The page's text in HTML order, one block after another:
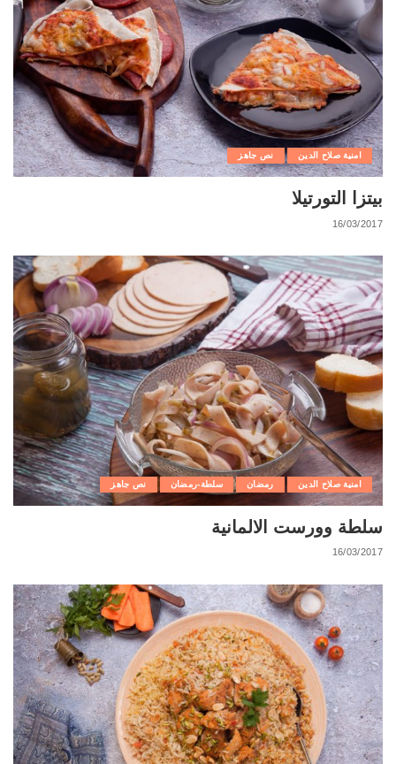
امنية صلاح الدين نص جاهز
بيتزا التورتيلا
16/03/2017
امنية صلاح الدين رمضان سلطة-رمضان نص جاهز
سلطة وورست الالمانية
16/03/2017